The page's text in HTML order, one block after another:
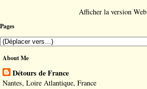
Afficher la version Web
Pages
About Me
Détours de France
Nantes, Loire Atlantique, France